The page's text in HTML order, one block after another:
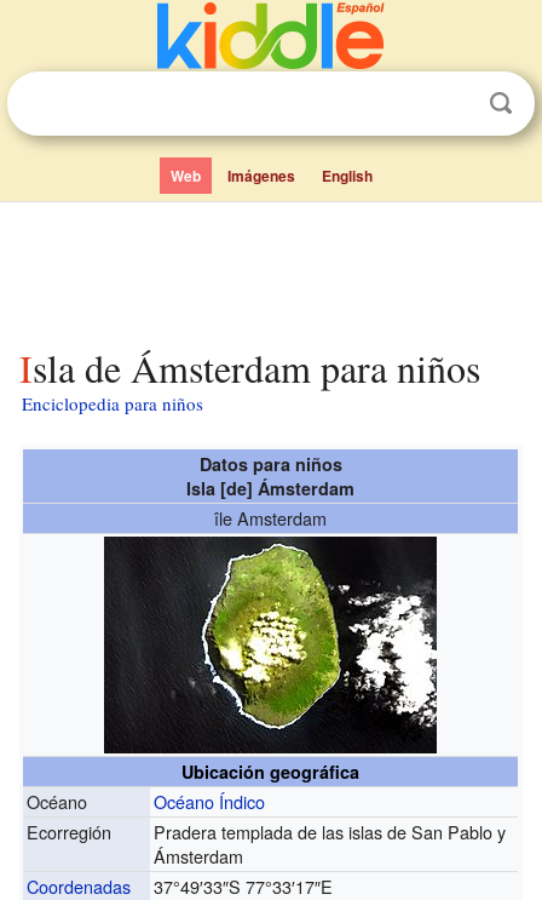
Web Imágenes English
Isla de Ámsterdam para niños
Enciclopedia para niños
Datos para niños
Isla [de] Ámsterdam
île Amsterdam
Ubicación geográfica
Océano
Océano Índico
Ecorregión
Pradera templada de las islas de San Pablo y
Ámsterdam
Coordenadas
37°49′33″S 77°33′17″E